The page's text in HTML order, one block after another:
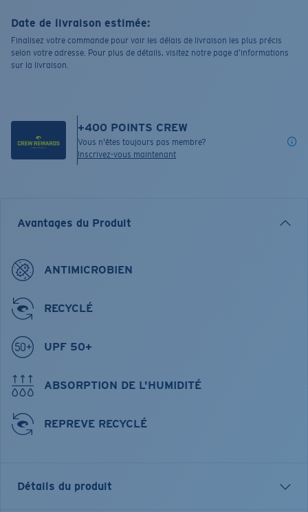
Date de livraison estimée:
Finalisez votre commande pour voir les délais de livraison les plus précis
selon votre adresse. Pour plus de détails, visitez notre page d’informations
sur la livraison.
+400 POINTS CREW
Vous n'êtes toujours pas membre?
Inscrivez-vous maintenant
Avantages du Produit
ANTIMICROBIEN
RECYCLÉ
UPF 50+
ABSORPTION DE L'HUMIDITÉ
REPREVE RECYCLÉ
Détails du produit